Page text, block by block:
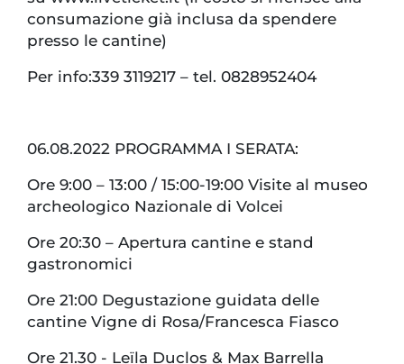
consumazione già inclusa da spendere
presso le cantine)
Per info:339 3119217 – tel. 0828952404
06.08.2022 PROGRAMMA I SERATA:
Ore 9:00 – 13:00 / 15:00-19:00 Visite al museo
archeologico Nazionale di Volcei
Ore 20:30 – Apertura cantine e stand
gastronomici
Ore 21:00 Degustazione guidata delle
cantine Vigne di Rosa/Francesca Fiasco
Ore 21.30 - Leïla Duclos & Max Barrella